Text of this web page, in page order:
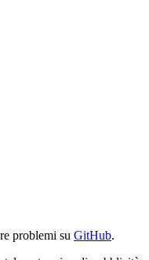
problemi su GitHub.